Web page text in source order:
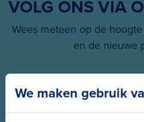
VOLG ONS VIA
Wees meteen op de
en de nieuwe
We maken gebruik